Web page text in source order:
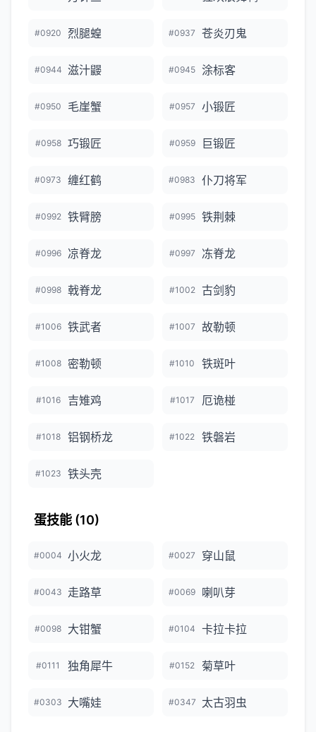
#0920 烈腿蝗 #0937 苍炎刃鬼
#0944 滋汁鼹 #0945 涂标客
#0950 毛崖蟹 #0957 小锻匠
#0958 巧锻匠 #0959 巨锻匠
#0973 缠红鹤 #0983 仆刀将军
#0992 铁臂膀 #0995 铁荆棘
#0996 凉脊龙 #0997 冻脊龙
#0998 戟脊龙 #1002 古剑豹
#1006 铁武者 #1007 故勒顿
#1008 密勒顿 #1010 铁斑叶
#1016 吉雉鸡 #1017 厄诡椪
#1018 铝钢桥龙 #1022 铁磐岩
#1023 铁头壳
蛋技能 (10)
#0004 小火龙 #0027 穿山鼠
#0043 走路草 #0069 喇叭芽
#0098 大钳蟹 #0104 卡拉卡拉
#0111 独角犀牛 #0152 菊草叶
#0303 大嘴娃 #0347 太古羽虫